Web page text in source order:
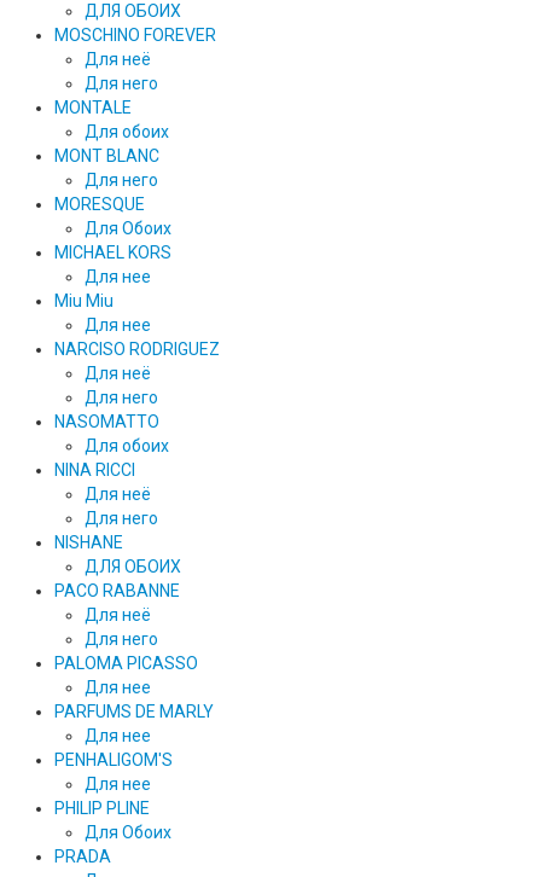
ДЛЯ ОБОИХ
MOSCHINO FOREVER
Для неё
Для него
MONTALE
Для обоих
MONT BLANC
Для него
MORESQUE
Для Обоих
MICHAEL KORS
Для нее
Miu Miu
Для нее
NARCISO RODRIGUEZ
Для неё
Для него
NASOMATTO
Для обоих
NINA RICCI
Для неё
Для него
NISHANE
ДЛЯ ОБОИХ
PACO RABANNE
Для неё
Для него
PALOMA PICASSO
Для нее
PARFUMS DE MARLY
Для нее
PENHALIGOM'S
Для нее
PHILIP PLINE
Для Обоих
PRADA